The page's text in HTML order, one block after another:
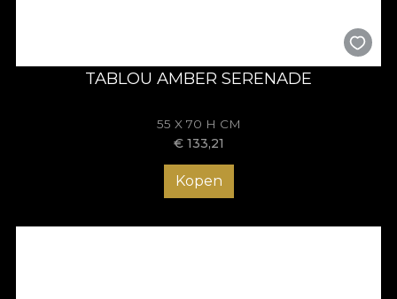
TABLOU AMBER SERENADE
55 X 70 H CM
€ 133,21
Kopen